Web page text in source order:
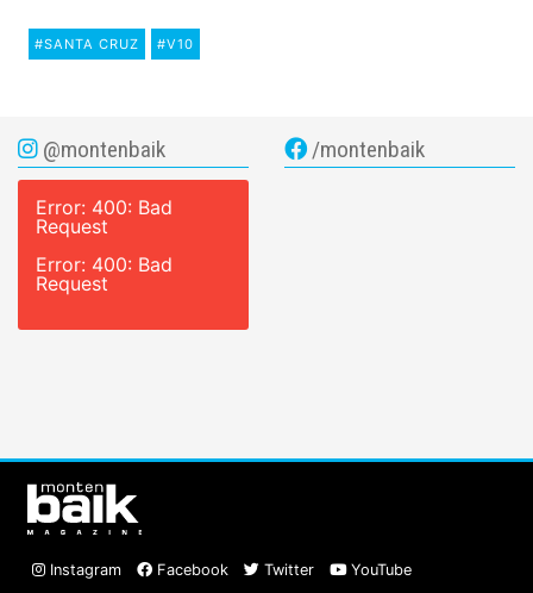
#SANTA CRUZ #V10
@montenbaik
Error: 400: Bad
Request
Error: 400: Bad
Request
/montenbaik
Instagram Facebook Twitter YouTube